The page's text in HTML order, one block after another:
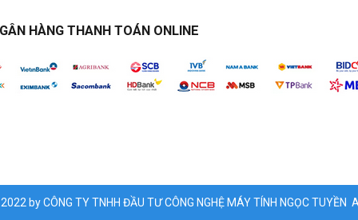
HÀNG THANH TOÁN ONLINE
by CÔNG TY TNHH ĐẦU TƯ CÔNG NGHỆ MÁY TÍNH NGỌC TUYỀN